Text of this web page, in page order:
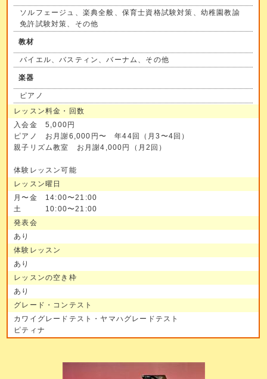
ソルフェージュ、楽典全般、保育士資格試験対策、幼稚園教諭
免許試験対策、その他
教材
バイエル、バスティン、バーナム、その他
楽器
ピアノ
レッスン料金・回数
入会金 5,000円
ピアノ お月謝6,000円〜 年44回（月3〜4回）
親子リズム教室 お月謝4,000円（月2回）
体験レッスン可能
レッスン曜日
月〜金 14:00〜21:00
土 10:00〜21:00
発表会
あり
体験レッスン
あり
レッスンの空き枠
あり
グレード・コンテスト
カワイグレードテスト・ヤマハグレードテスト
ピティナ